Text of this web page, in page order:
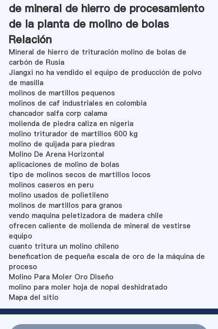
de mineral de hierro de procesamiento
de la planta de molino de bolas
Relación
Mineral de hierro de trituración molino de bolas de
carbón de Rusia
Jiangxi no ha vendido el equipo de producción de polvo
de masilla
molinos de martillos pequenos
molinos de caf industriales en colombia
chancador salfa corp calama
molienda de piedra caliza en nigeria
molino triturador de martillos 600 kg
molino de quijada para piedras
Molino De Arena Horizontal
aplicaciones de molino de bolas
tipo de molinos secos de martillos locos
molinos caseros en peru
molino usados de polietileno
molinos de martillos para granos
vendo maquina peletizadora de madera chile
ofrecen caliente de molienda de mineral de vestirse
equipo
cuanto tritura un molino chileno
benefication de pequeña escala de oro de la máquina de
proceso
Molino Para Moler Oro Diseño
molino para moler hoja de nopal deshidratado
Mapa del sitio